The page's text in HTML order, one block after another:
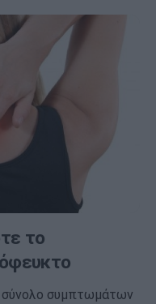
το
σύνολο συμπτωμάτων